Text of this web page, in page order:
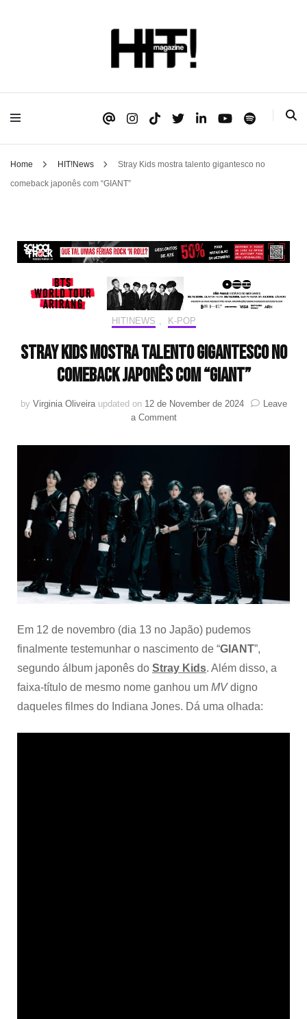
HIT!Magazine
Home HIT!News
Stray Kids mostra talento gigantesco no
comeback japonês com “GIANT”
HIT!NEWS K-POP
Stray Kids mostra talento gigantesco no
comeback japonês com “GIANT”
by Virginia Oliveira updated on 12 de November de 2024
Leave
a Commenton
Kids
gigantesco
no
comeback
japonês
“GIANT”
Em 12 de novembro (dia 13 no Japão) pudemos
finalmente testemunhar o nascimento de “GIANT”,
segundo álbum japonês do Stray Kids. Além disso, a
faixa-título de mesmo nome ganhou um MVdigno
daqueles filmes do Indiana Jones. Dá uma olhada: